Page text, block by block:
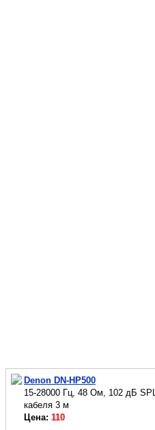
Denon DN-HP500
15-28000 Гц, 48 Ом, 102 дБ
кабеля 3 м
Цена: 110